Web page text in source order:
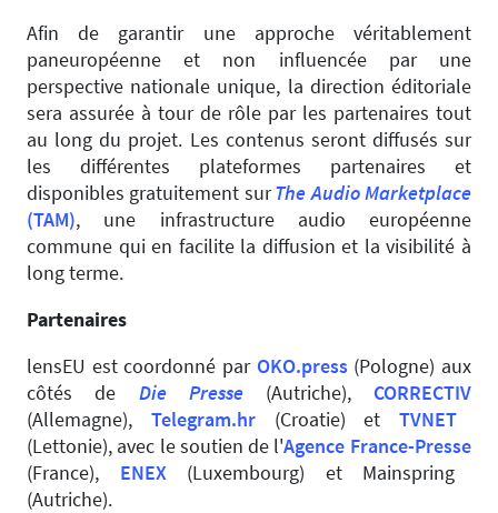
Afin de garantir une approche véritablement
paneuropéenne et non influencée par une
perspective nationale unique, la direction éditoriale
sera assurée à tour de rôle par les partenaires tout
au long du projet. Les contenus seront diffusés sur
les différentes plateformes partenaires et
disponibles gratuitement surThe Audio Marketplace
(TAM), une infrastructure audio européenne
commune qui en facilite la diffusion et la visibilité à
long terme.
Partenaires
lensEU est coordonné par OKO.press(Pologne) aux
côtés de Die Presse (Autriche), CORRECTIV
(Allemagne), Telegram.hr(Croatie) etTVNET
(Lettonie), avec le soutien de l'Agence France-Presse
(France), ENEX(Luxembourg) et Mainspring
(Autriche).